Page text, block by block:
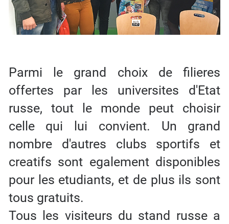
Parmi le grand choix de filieres
offertes par les universites d'Etat
russe, tout le monde peut choisir
celle qui lui convient. Un grand
nombre d'autres clubs sportifs et
creatifs sont egalement disponibles
pour les etudiants, et de plus ils sont
tous gratuits.
Tous les visiteurs du stand russe a